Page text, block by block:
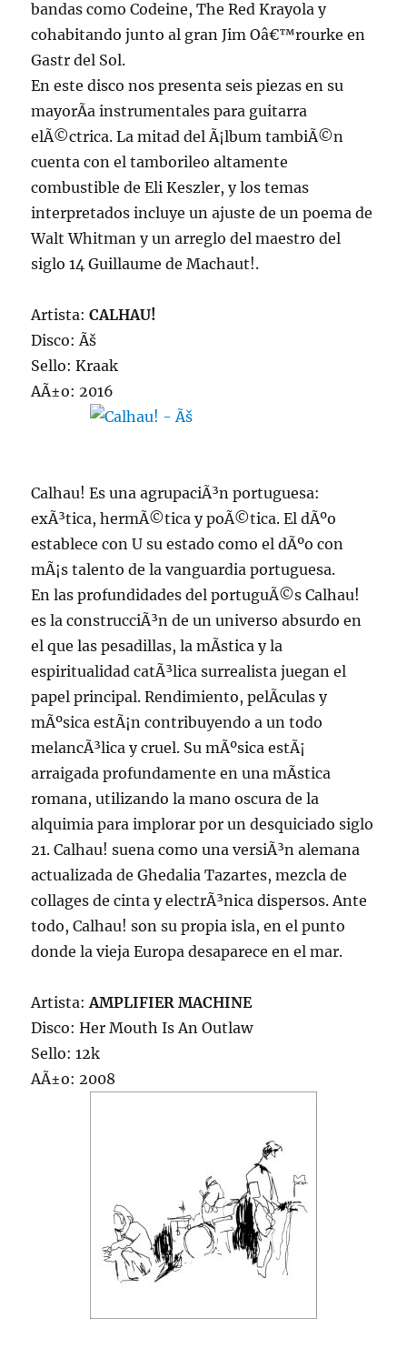
bandas como Codeine, The Red Krayola y
cohabitando junto al gran Jim Oâ€™rourke en
Gastr del Sol.
En este disco nos presenta seis piezas en su
mayorÃ­a instrumentales para guitarra
elÃ©ctrica. La mitad del Ã¡lbum tambiÃ©n
cuenta con el tamborileo altamente
combustible de Eli Keszler, y los temas
interpretados incluye un ajuste de un poema de
Walt Whitman y un arreglo del maestro del
siglo 14 Guillaume de Machaut!.
Artista:CALHAU!
Disco: Ãš
Sello: Kraak
AÃ±o: 2016
Calhau! Es una agrupaciÃ³n portuguesa:
exÃ³tica, hermÃ©tica y poÃ©tica. El dÃºo
establece con U su estado como el dÃºo con
mÃ¡s talento de la vanguardia portuguesa.
En las profundidades del portuguÃ©s Calhau!
es la construcciÃ³n de un universo absurdo en
el que las pesadillas, la mÃ­stica y la
espiritualidad catÃ³lica surrealista juegan el
papel principal. Rendimiento, pelÃ­culas y
mÃºsica estÃ¡n contribuyendo a un todo
melancÃ³lica y cruel. Su mÃºsica estÃ¡
arraigada profundamente en una mÃ­stica
romana, utilizando la mano oscura de la
alquimia para implorar por un desquiciado siglo
21. Calhau! suena como una versiÃ³n alemana
actualizada de Ghedalia Tazartes, mezcla de
collages de cinta y electrÃ³nica dispersos. Ante
todo, Calhau! son su propia isla, en el punto
donde la vieja Europa desaparece en el mar.
Artista:AMPLIFIER MACHINE
Disco: Her Mouth Is An Outlaw
Sello: 12k
AÃ±o: 2008